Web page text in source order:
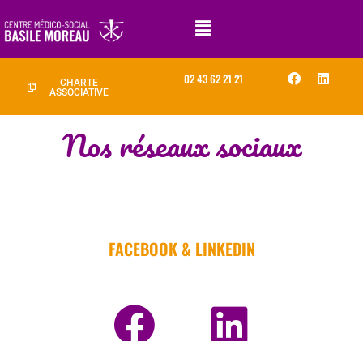
CHARTE
ASSOCIATIVE
02 43 62 21 21
Nos réseaux sociaux
FACEBOOK & LINKEDIN